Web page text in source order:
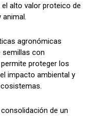
alto valor proteico de
animal.
agronómicas
semillas con
proteger los
impacto ambiental y
de un